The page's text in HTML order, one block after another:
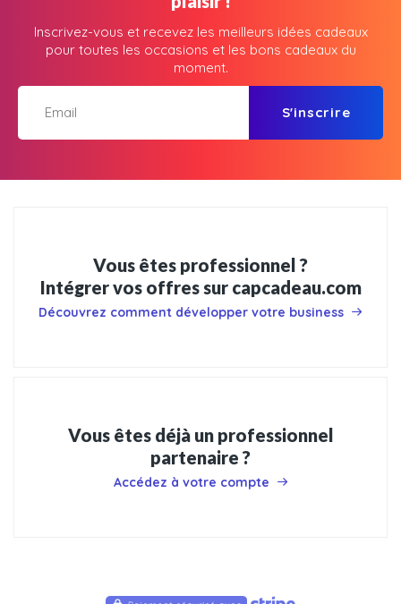
Inscrivez-vous et recevez les meilleurs idées cadeaux
pour toutes les occasions et les bons cadeaux du
moment.
S'inscrire
Vous êtes professionnel ?
Intégrer vos offres sur capcadeau.com
Découvrez comment développer votre business
Vous êtes déjà un professionnel
partenaire ?
Accédez à votre compte